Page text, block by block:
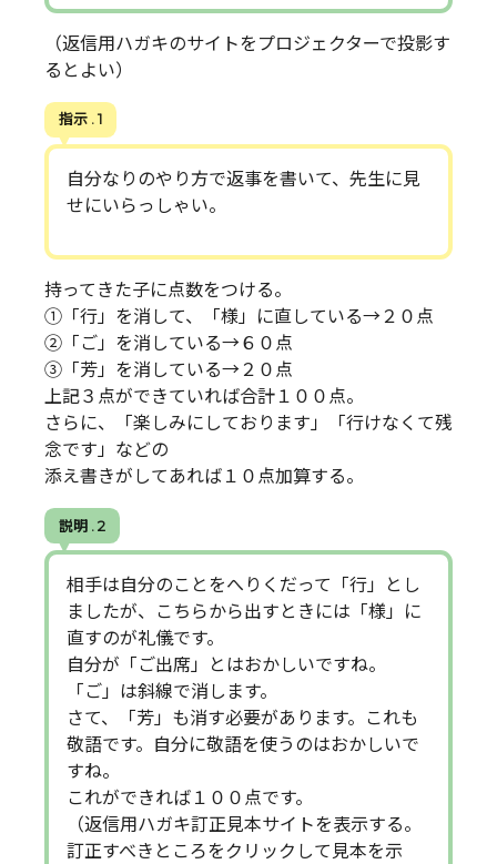
（返信用ハガキのサイトをプロジェクターで投影す
るとよい）
指示 . 1
自分なりのやり方で返事を書いて、先生に見
せにいらっしゃい。
持ってきた子に点数をつける。
①「行」を消して、「様」に直している→２０点
②「ご」を消している→６０点
③「芳」を消している→２０点
上記３点ができていれば合計１００点。
さらに、「楽しみにしております」「行けなくて残
念です」などの
添え書きがしてあれば１０点加算する。
説明 . 2
相手は自分のことをへりくだって「行」とし
ましたが、こちらから出すときには「様」に
直すのが礼儀です。
自分が「ご出席」とはおかしいですね。
「ご」は斜線で消します。
さて、「芳」も消す必要があります。これも
敬語です。自分に敬語を使うのはおかしいで
すね。
これができれば１００点です。
（返信用ハガキ訂正見本サイトを表示する。
訂正すべきところをクリックして見本を示